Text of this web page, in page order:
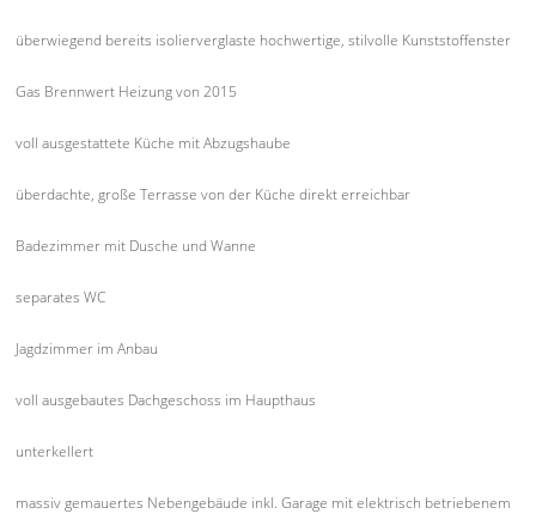
überwiegend bereits isolierverglaste hochwertige, stilvolle Kunststoffenster
Gas Brennwert Heizung von 2015
voll ausgestattete Küche mit Abzugshaube
überdachte, große Terrasse von der Küche direkt erreichbar
Badezimmer mit Dusche und Wanne
separates WC
Jagdzimmer im Anbau
voll ausgebautes Dachgeschoss im Haupthaus
unterkellert
massiv gemauertes Nebengebäude inkl. Garage mit elektrisch betriebenem